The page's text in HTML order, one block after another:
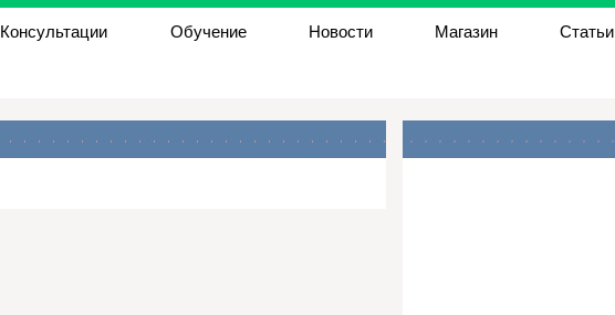
Консультации Обучение Новости Магазин Статьи